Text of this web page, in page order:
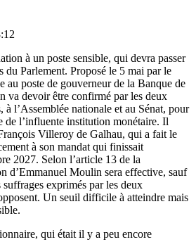
à un poste sensible, qui devra passer
du Parlement. Proposé le 5 mai par le
au poste de gouverneur de la Banque de
va devoir être confirmé par les deux
à l’Assemblée nationale et au Sénat, pour
de l’influente institution monétaire. Il
Villeroy de Galhau, qui a fait le
à son mandat qui finissait
2027. Selon l’article 13 de la
d’Emmanuel Moulin sera effective, sauf
exprimés par les deux
Un seuil difficile à atteindre mais
qui était il y a peu encore